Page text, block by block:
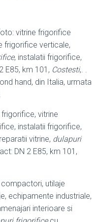
vitrine frigorifice
frigorifice verticale,
, instalatii frigorifice,
E85, km 101, Costesti,. .
hand, din Italia, urmata
vitrine
instalatii frigorifice,
vitrine, dulapuri
DN 2 E85, km 101,
utilaje
echipamente industriale,
interioare si